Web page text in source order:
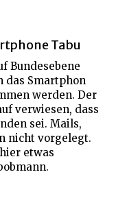
Tabu
Bundesebene
das Smartphon
werden. Der
verwiesen, dass
sei. Mails,
nicht vorgelegt.
etwas